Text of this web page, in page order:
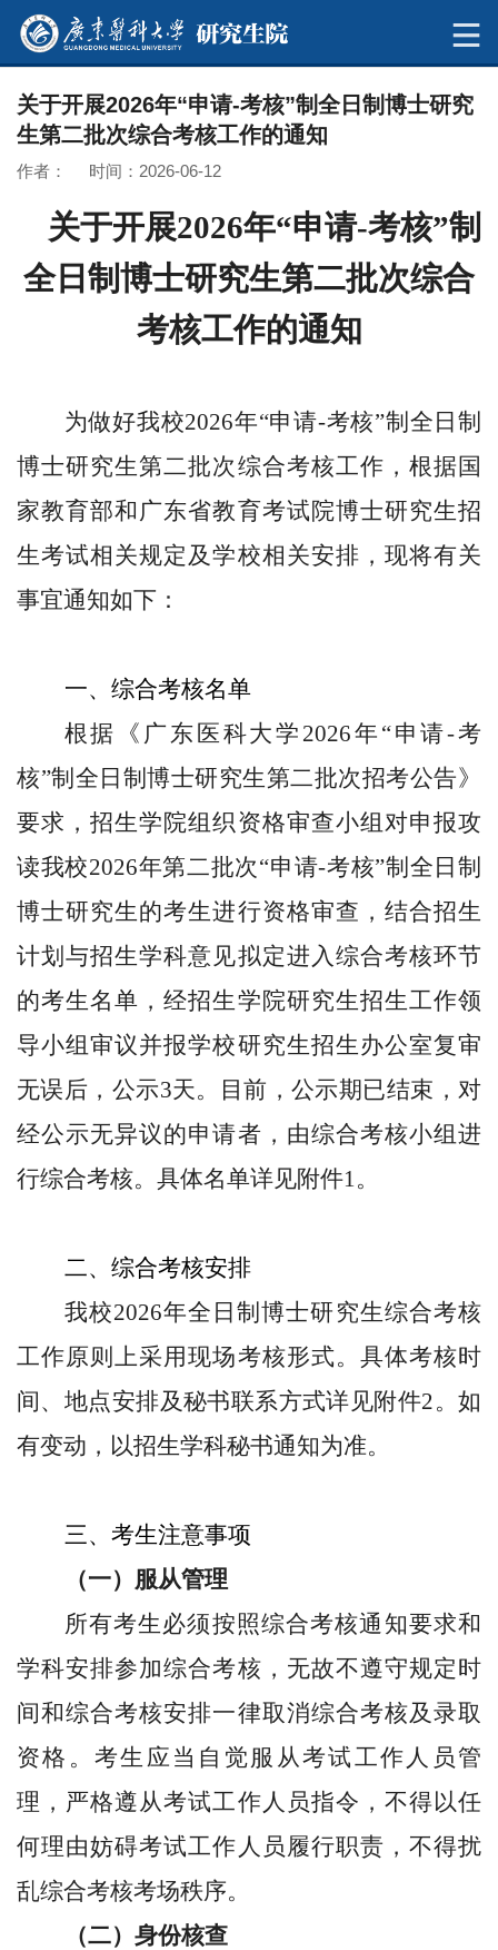
关于开展2026年“申请-考核”制全日制博士研究
生第二批次综合考核工作的通知
作者： 时间：2026-06-12
关于开展2026年“申请-考核”制
全日制博士研究生第二批次综合
考核工作的通知
为做好我校2026年“申请-考核”制全日制
博士研究生第二批次综合考核工作 ， 根据国
家教育部和广东省教育考试院博士研究生招
生考试相关规定及学校相关安排 ， 现将有关
事宜通知如下 ：
一、综合考核名单
根据《广东医科大学 2026年“申请-考
核”制全日制博士研究生第二批次招考公告》
要求，招生学院组织资格审查小组对申报攻
读我校2026年第二批次“申请-考核”制全日制
博士研究生的考生进行资格审查，结合招生
计划与招生学科意见拟定进入综合考核环节
的考生名单，经招生学院研究生招生工作领
导小组审议并报学校研究生招生办公室复审
无误后 ， 公示3天。 目前，公示期已结束，对
经公示无异议的申请者，由综合考核小组进
行综合考核。具体名单详见附件1。
二、综合考核安排
我校2026年全日制博士研究生综合考核
工作原则上采用现场考核形式。具体考核时
间、地点安排及秘书联系方式详见附件2。如
有变动，以招生学科秘书通知为准。
三、考生注意事项
（一）服从管理
所有考生必须按照综合考核通知要求和
学科安排参加综合考核 ，无故不遵守规定时
间和综合考核安排一律取消综合考核及录取
资格。考生应当自觉服从考试工作人员管
理，严格遵从考试工作人员指令，不得以任
何理由妨碍考试工作人员履行职责，不得扰
乱综合考核考场秩序。
（二）身份核查